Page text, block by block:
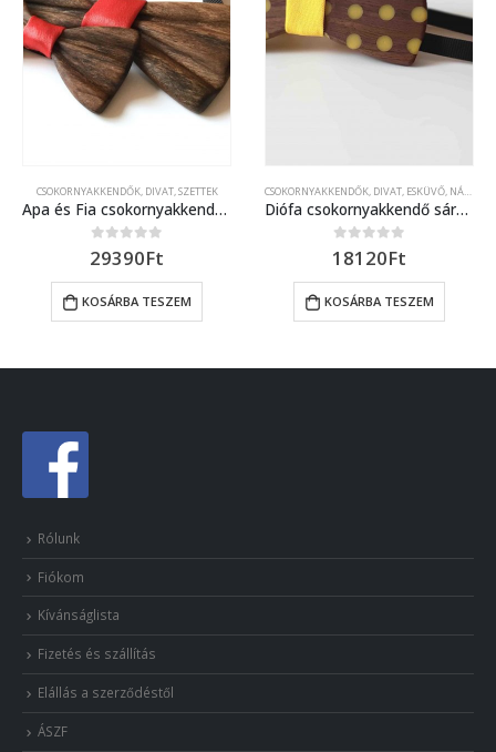
CSOKORNYAKKENDŐK, DIVAT,SZETTEK
Apa és Fia csokornyakkendő szett (vörös szaténnal)
0out of 5
29390Ft
KOSÁRBA TESZEM
CSOKORNYAKKENDŐK, DIVAT, ESKÜVŐ, NÁSZAJÁNDÉK
Diófa csokornyakkendő sárga pöttyökkel
0 out of 5
18120Ft
KOSÁRBA TESZEM
Rólunk
Fiókom
Kívánságlista
Fizetés és szállítás
Elállás a szerződéstől
ÁSZF